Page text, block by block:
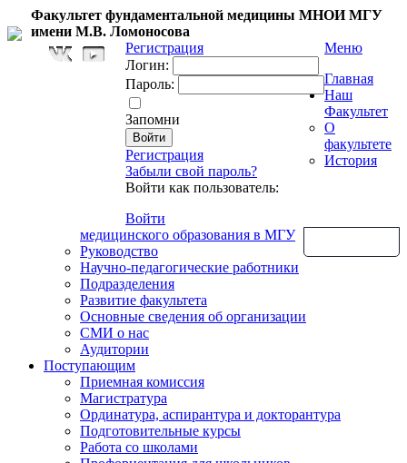
Факультет фундаментальной медицины МНОИ МГУ
имени М.В. Ломоносова
Регистрация
Логин:
Пароль:
Запомни
Регистрация
Забыли свой пароль?
Войти как пользователь:
Войти
Меню
Главная
Наш
Факультет
О
факультете
История
медицинского образования в МГУ
Руководство
Научно-педагогические работники
Подразделения
Развитие факультета
Основные сведения об организации
СМИ о нас
Аудитории
Поступающим
Приемная комиссия
Магистратура
Ординатура, аспирантура и докторантура
Подготовительные курсы
Работа со школами